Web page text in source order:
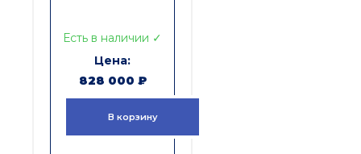
Есть в наличии ✓
828 000 ₽
В корзину